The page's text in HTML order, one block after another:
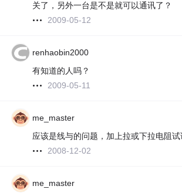
关了，另外一台是不是就可以通讯了？
2009-05-12
renhaobin2000
有知道的人吗？
2009-05-11
me_master
应该是线与的问题，加上拉或下拉电阻试
2008-12-02
me_master